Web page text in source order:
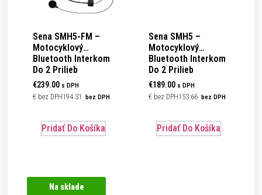
Sena SMH5-FM –
Motocyklový
Bluetooth Interkom
Do 2 Prilieb
€239.00 s DPH
€ 194.31 bez DPH
Pridať Do Košíka
Sena SMH5 –
Motocyklový
Bluetooth Interkom
Do 2 Prilieb
€189.00 s DPH
€ 153.66 bez DPH
Pridať Do Košíka
Na sklade